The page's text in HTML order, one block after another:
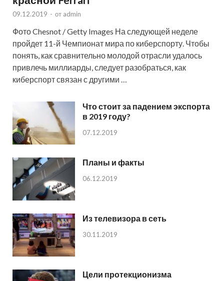
09.12.2019 - от admin
Фото Chesnot / Getty Images На следующей неделе
пройдет 11-й Чемпионат мира по киберспорту. Чтобы
понять, как сравнительно молодой отрасли удалось
привлечь миллиарды, следует разобраться, как
киберспорт связан с другими …
Что стоит за падением экспорта
в 2019 году?
07.12.2019
Планы и факты
06.12.2019
Из телевизора в сеть
30.11.2019
Цели протекционизма